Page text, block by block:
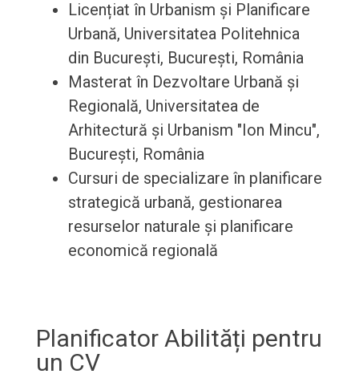
Licențiat în Urbanism și Planificare
Urbană, Universitatea Politehnica
din București, București, România
Masterat în Dezvoltare Urbană și
Regională, Universitatea de
Arhitectură și Urbanism "Ion Mincu",
București, România
Cursuri de specializare în planificare
strategică urbană, gestionarea
resurselor naturale și planificare
economică regională
Planificator Abilități pentru
un CV